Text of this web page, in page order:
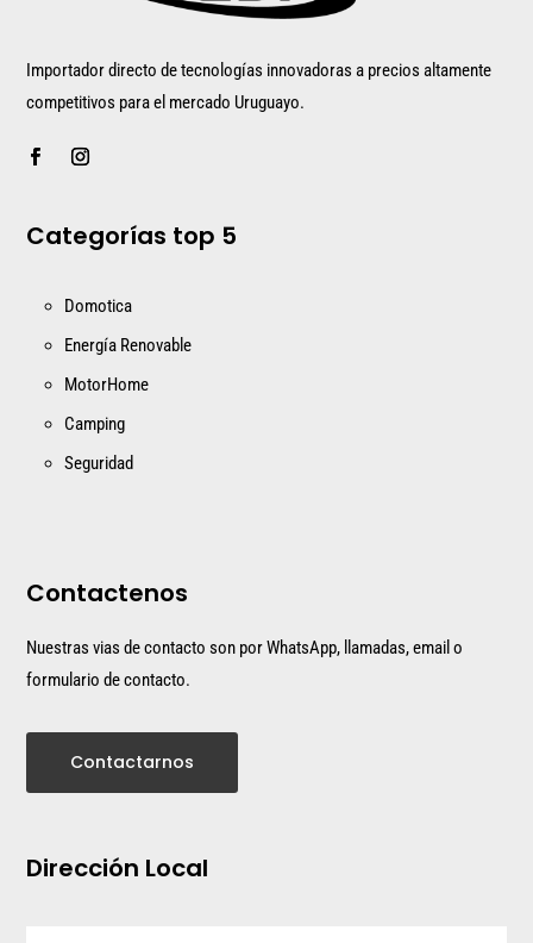
Importador directo de tecnologías innovadoras a precios altamente
competitivos para el mercado Uruguayo.
Categorías top 5
Domotica
Energía Renovable
MotorHome
Camping
Seguridad
Contactenos
Nuestras vias de contacto son por WhatsApp, llamadas, email o
formulario de contacto.
Contactarnos
Dirección Local